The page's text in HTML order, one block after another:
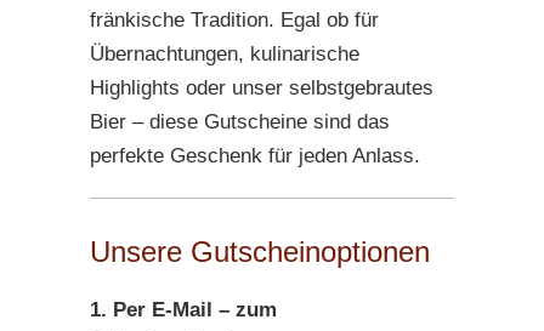
fränkische Tradition. Egal ob für
Übernachtungen, kulinarische
Highlights oder unser selbstgebrautes
Bier – diese Gutscheine sind das
perfekte Geschenk für jeden Anlass.
Unsere Gutscheinoptionen
1. Per E-Mail – zum